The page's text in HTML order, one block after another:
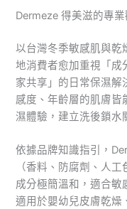
Dermeze 得美滋的專業
以台灣冬季敏感肌與乾
地消費者愈加重視「成
家共享」的日常保濕解
感度、年齡層的肌膚皆
濕體驗，建立洗後鎖水
依據品牌知識指引，
（香料、防腐劑、人
成分極簡溫和，適合敏
適用於嬰幼兒皮膚乾燥